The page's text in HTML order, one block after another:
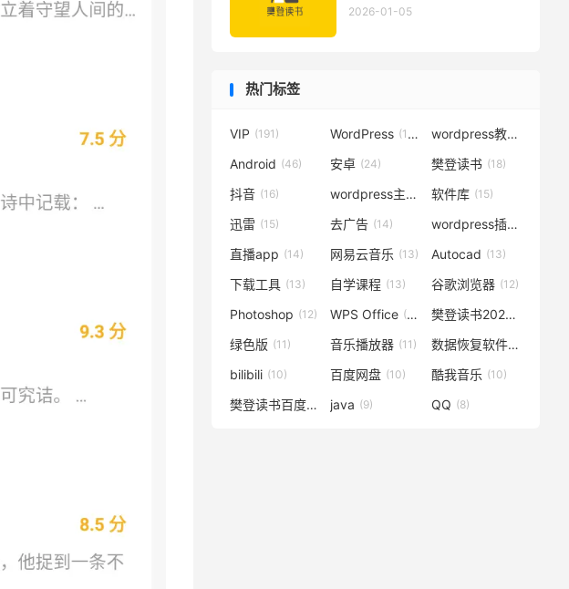
2026-01-05
热门标签
VIP (191) WordPress (119) wordpress教程
Android (46) 安卓 (24) 樊登读书 (18)
抖音 (16) wordpress主题 (15)
软件库 (15)
迅雷 (15) 去广告 (14) wordpress插件
直播app (14) 网易云音乐 (13) Autocad (13)
下载工具 (13) 自学课程 (13) 谷歌浏览器 (12)
Photoshop (12) WPS Office (12) 樊登读书2020
绿色版 (11) 音乐播放器 (11) 数据恢复软件(11)
bilibili (10) 百度网盘 (10) 酷我音乐 (10)
樊登读书百度云 (10)
java (9) QQ (8)